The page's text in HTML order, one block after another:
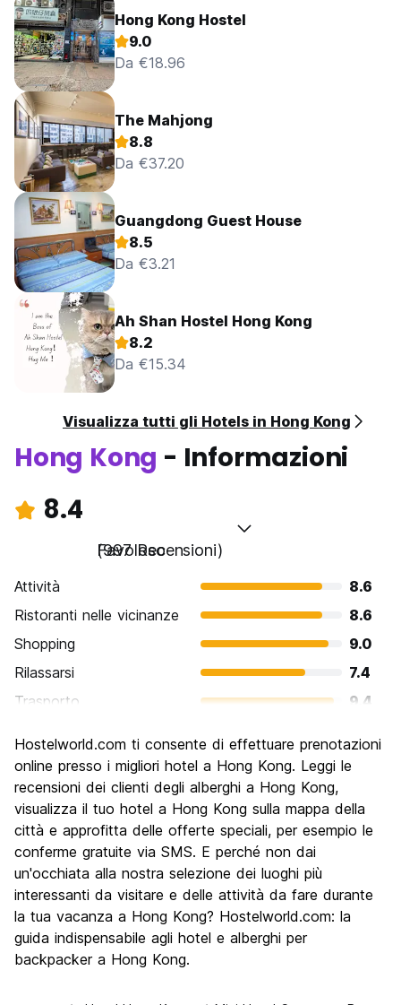
Hong Kong Hostel
9.0
Da €18.96
The Mahjong
8.8
Da €37.20
Guangdong Guest House
8.5
Da €3.21
Ah Shan Hostel Hong Kong
8.2
Da €15.34
Visualizza tutti gli Hotels in Hong Kong
Hong Kong - Informazioni
8.4
Favoloso
(997 Recensioni)
Attività
8.6
Ristoranti nelle vicinanze
8.6
Shopping
9.0
Rilassarsi
7.4
Trasporto
9.4
Luoghi di interesse culturale
8.1
Festa / Vita notturna
Qualita' Prezzo
7.3
Hostelworld.com ti consente di effettuare prenotazioni
online presso i migliori hotel a Hong Kong. Leggi le
recensioni dei clienti degli alberghi a Hong Kong,
visualizza il tuo hotel a Hong Kong sulla mappa della
città e approfitta delle offerte speciali, per esempio le
conferme gratuite via SMS. E perché non dai
un'occhiata alla nostra selezione dei luoghi più
interessanti da visitare e delle attività da fare durante
la tua vacanza a Hong Kong? Hostelworld.com: la
guida indispensabile agli hotel e alberghi per
backpacker a Hong Kong.